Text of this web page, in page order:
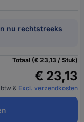
nu rechtstreeks
Totaal (€ 23,13 / Stuk)
€ 23,13
& Excl. verzendkosten